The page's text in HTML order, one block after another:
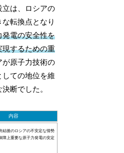
立は、ロシアの
転換点となり
発電の安全性を
現するための重
が原子力技術の
しての地位を維
断でした。
内容
結後のロシアの不安定な情勢
障上重要な原子力発電の安定